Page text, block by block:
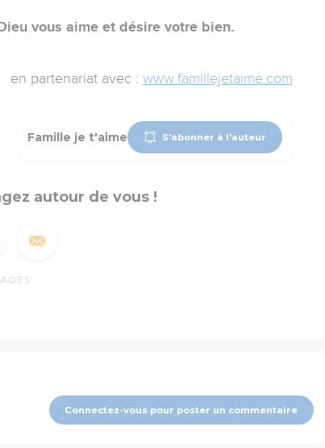
vous aime et désire votre bien.
en partenariat avec : www.famillejetaime.com
Famille je t'aime S'abonner à l'auteur
autour de vous !
Connectez-vous pour poster un commentaire